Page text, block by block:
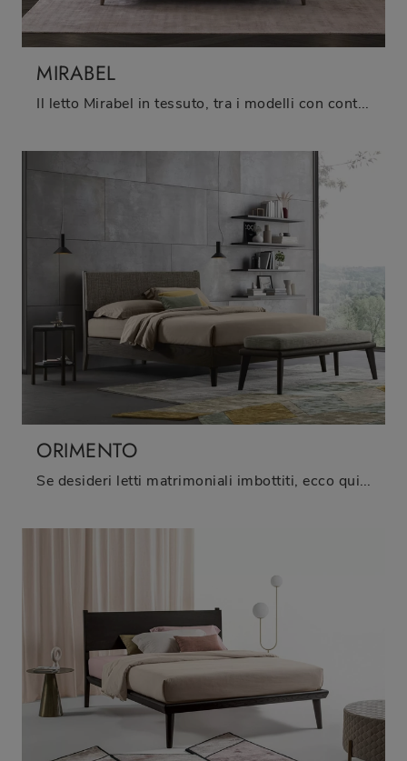
MIRABEL
Il letto Mirabel in tessuto, tra i modelli con contenitore matrimoniali moderni di Oggioni, è ideale per garantirti il relax totale.
ORIMENTO
Se desideri letti matrimoniali imbottiti, ecco qui il modello Orimento in tessuto per valorizzare la zona notte.